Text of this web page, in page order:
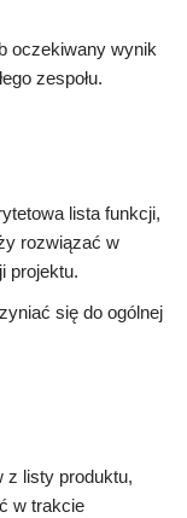
oczekiwany wynik
zespołu.
lista funkcji,
rozwiązać w
projektu.
się do ogólnej
z listy produktu,
w trakcie